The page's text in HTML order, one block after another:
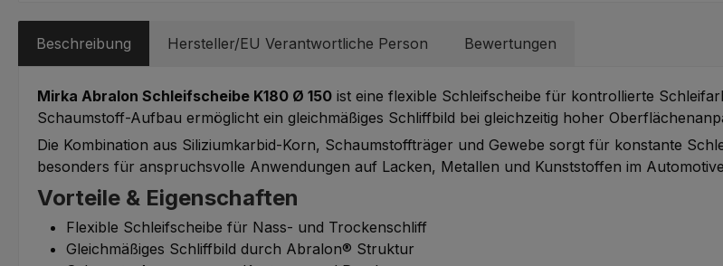
Beschreibung Hersteller/EU Verantwortliche Person Bewertungen
Mirka Abralon Schleifscheibe K180 Ø 150 ist eine flexible Schleifscheibe für kontrollierte
Schaumstoff-Aufbau ermöglicht ein gleichmäßiges Schliffbild bei gleichzeitig hoher
Die Kombination aus Siliziumkarbid-Korn, Schaumstoffträger und Gewebe sorgt für konstante
besonders für anspruchsvolle Anwendungen auf Lacken, Metallen und Kunststoffen im
Vorteile & Eigenschaften
Flexible Schleifscheibe für Nass- und Trockenschliff
Gleichmäßiges Schliffbild durch Abralon® Struktur